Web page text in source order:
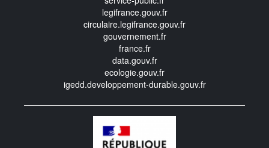
legifrance.gouv.fr
circulaire.legifrance.gouv.fr
gouvernement.fr
france.fr
data.gouv.fr
ecologie.gouv.fr
igedd.developpement-durable.gouv.fr